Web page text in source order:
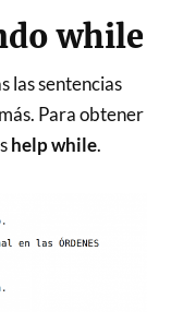
while
las sentencias
Para obtener
help while.